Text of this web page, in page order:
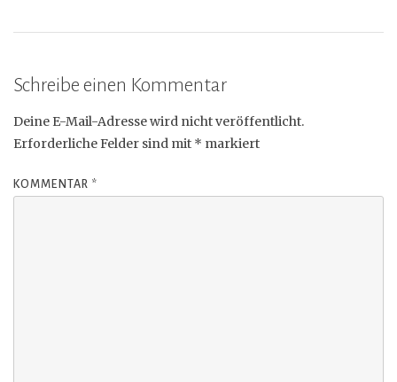
Schreibe einen Kommentar
Deine E-Mail-Adresse wird nicht veröffentlicht.
Erforderliche Felder sind mit * markiert
KOMMENTAR *